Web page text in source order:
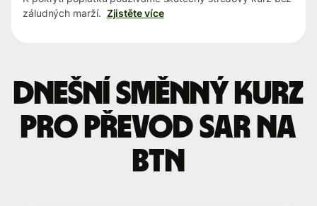
záludných marží. Zjistěte více
Dnešní směnný kurz
pro převod SAR na
BTN